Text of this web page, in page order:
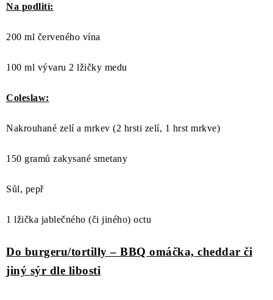
Na podlití:
200 ml červeného vína
100 ml vývaru 2 lžičky medu
Coleslaw:
Nakrouhané zelí a mrkev (2 hrsti zelí, 1 hrst mrkve)
150 gramů zakysané smetany
Sůl, pepř
1 lžička jablečného (či jiného) octu
Do burgeru/tortilly – BBQ omáčka, cheddar či
jiný sýr dle libosti